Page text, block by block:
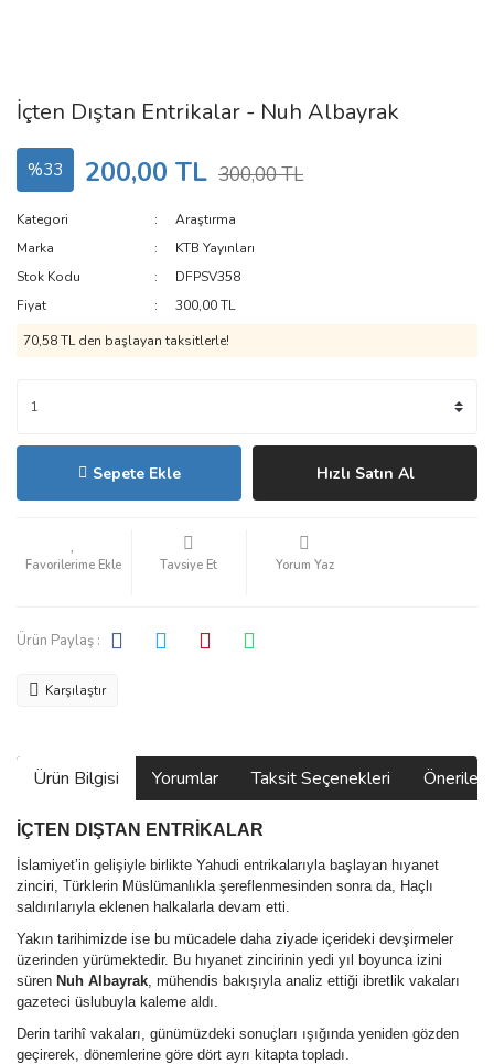
İçten Dıştan Entrikalar - Nuh Albayrak
%33 200,00 TL 300,00 TL
Kategori
Araştırma
Marka
KTB Yayınları
Stok Kodu
DFPSV358
Fiyat
300,00 TL
70,58 TL den başlayan taksitlerle!
Sepete Ekle Hızlı Satın Al
Tavsiye Et Yorum Yaz
Ürün Paylaş :
Karşılaştır
Ürün Bilgisi Yorumlar Taksit Seçenekleri
İÇTEN DIŞTAN ENTRİKALAR
İslamiyet’in gelişiyle birlikte Yahudi entrikalarıyla başlayan hıyanet
zinciri, Türklerin Müslümanlıkla şereflenmesinden sonra da, Haçlı
saldırılarıyla eklenen halkalarla devam etti.
Yakın tarihimizde ise bu mücadele daha ziyade içerideki devşirmeler
üzerinden yürümektedir. Bu hıyanet zincirinin yedi yıl boyunca izini
süren Nuh Albayrak, mühendis bakışıyla analiz ettiği ibretlik vakaları
gazeteci üslubuyla kaleme aldı.
Derin tarihî vakaları, günümüzdeki sonuçları ışığında yeniden gözden
geçirerek, dönemlerine göre dört ayrı kitapta topladı.